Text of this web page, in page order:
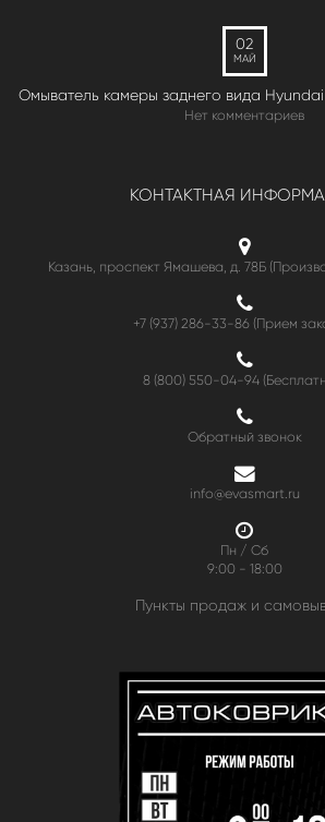
02
МАЙ
Омыватель камеры заднего вида Hyundai
Нет комментариев
КОНТАКТНАЯ
Казань, проспект Ямашева, д. 78Б
+7 (937) 286-33-86 (Прием
8 (800) 550-04-94
Обратный звонок
info@evasmart.ru
Пн / Сб
9:00 - 18:00
Пункты продаж и